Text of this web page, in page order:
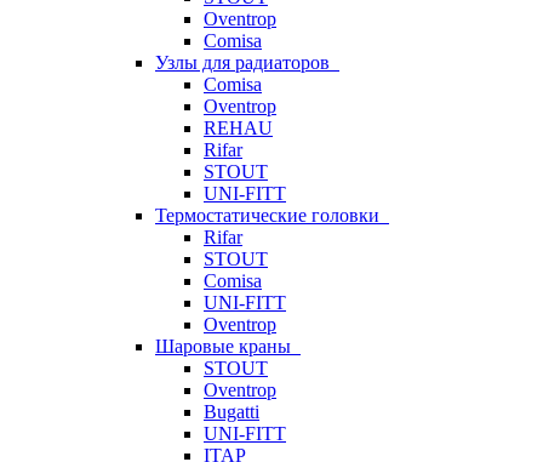
Oventrop
Comisa
Узлы для радиаторов
Comisa
Oventrop
REHAU
Rifar
STOUT
UNI-FITT
Термостатические головки
Rifar
STOUT
Comisa
UNI-FITT
Oventrop
Шаровые краны
STOUT
Oventrop
Bugatti
UNI-FITT
ITAP